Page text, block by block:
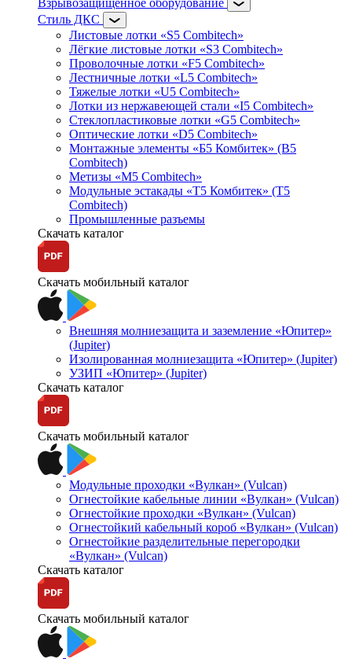
Стиль ДКС
Листовые лотки «S5 Combitech»
Лёгкие листовые лотки «S3 Combitech»
Проволочные лотки «F5 Combitech»
Лестничные лотки «L5 Combitech»
Тяжелые лотки «U5 Combitech»
Лотки из нержавеющей стали «I5 Combitech»
Стеклопластиковые лотки «G5 Combitech»
Оптические лотки «D5 Combitech»
Монтажные элементы «Б5 Комбитек» (B5
Combitech)
Метизы «M5 Combitech»
Модульные эстакады «Т5 Комбитек» (T5
Combitech)
Промышленные разъемы
Скачать каталог
Скачать мобильный каталог
Внешняя молниезащита и заземление «Юпитер»
(Jupiter)
Изолированная молниезащита «Юпитер» (Jupiter)
УЗИП «Юпитер» (Jupiter)
Скачать каталог
Скачать мобильный каталог
Модульные проходки «Вулкан» (Vulcan)
Огнестойкие кабельные линии «Вулкан» (Vulcan)
Огнестойкие проходки «Вулкан» (Vulcan)
Огнестойкий кабельный короб «Вулкан» (Vulcan)
Огнестойкие разделительные перегородки
«Вулкан» (Vulcan)
Скачать каталог
Скачать мобильный каталог